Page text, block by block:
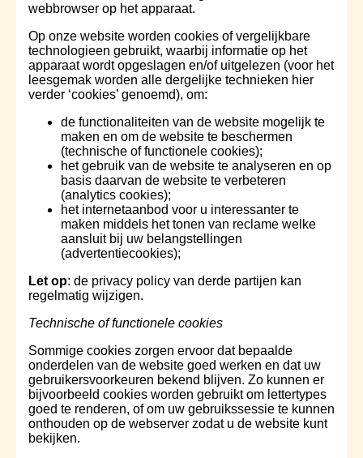
webbrowser op het apparaat.
Op onze website worden cookies of vergelijkbare
technologieen gebruikt, waarbij informatie op het
apparaat wordt opgeslagen en/of uitgelezen (voor het
leesgemak worden alle dergelijke technieken hier
verder ‘cookies’ genoemd), om:
de functionaliteiten van de website mogelijk te
maken en om de website te beschermen
(technische of functionele cookies);
het gebruik van de website te analyseren en op
basis daarvan de website te verbeteren
(analytics cookies);
het internetaanbod voor u interessanter te
maken middels het tonen van reclame welke
aansluit bij uw belangstellingen
(advertentiecookies);
Let op: de privacy policy van derde partijen kan
regelmatig wijzigen.
Technische of functionele cookies
Sommige cookies zorgen ervoor dat bepaalde
onderdelen van de website goed werken en dat uw
gebruikersvoorkeuren bekend blijven. Zo kunnen er
bijvoorbeeld cookies worden gebruikt om lettertypes
goed te renderen, of om uw gebruikssessie te kunnen
onthouden op de webserver zodat u de website kunt
bekijken.